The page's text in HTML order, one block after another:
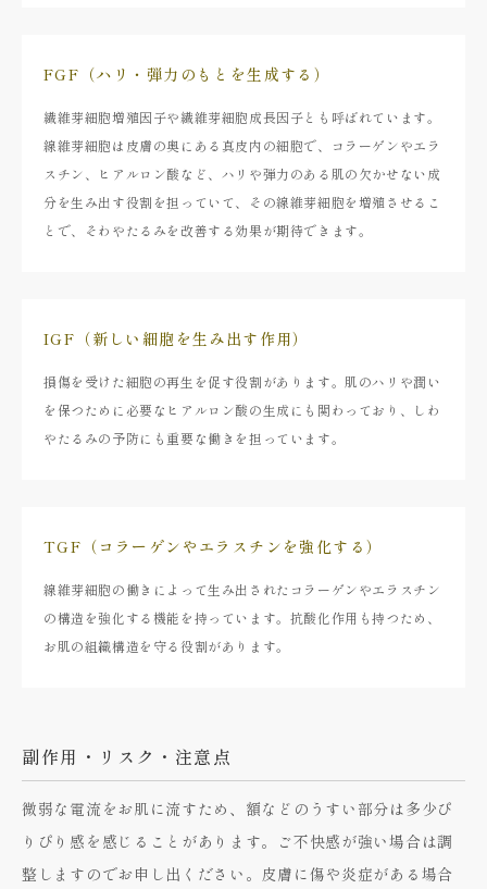
FGF（ハリ・弾力のもとを生成する）
繊維芽細胞増殖因子や繊維芽細胞成長因子とも呼ばれています。
線維芽細胞は皮膚の奥にある真皮内の細胞で、コラーゲンやエラ
スチン、ヒアルロン酸など、ハリや弾力のある肌の欠かせない成
分を生み出す役割を担っていて、その線維芽細胞を増殖させるこ
とで、そわやたるみを改善する効果が期待できます。
IGF（新しい細胞を生み出す作用）
損傷を受けた細胞の再生を促す役割があります。肌のハリや潤い
を保つために必要なヒアルロン酸の生成にも関わっており、しわ
やたるみの予防にも重要な働きを担っています。
TGF（コラーゲンやエラスチンを強化する）
線維芽細胞の働きによって生み出されたコラーゲンやエラスチン
の構造を強化する機能を持っています。抗酸化作用も持つため、
お肌の組織構造を守る役割があります。
副作用・リスク・注意点
微弱な電流をお肌に流すため、額などのうすい部分は多少ぴ
りぴり感を感じることがあります。ご不快感が強い場合は調
整しますのでお申し出ください。皮膚に傷や炎症がある場合